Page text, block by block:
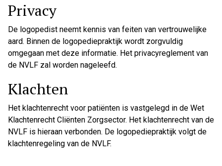
Privacy
De logopedist neemt kennis van feiten van vertrouwelijke
aard. Binnen de logopediepraktijk wordt zorgvuldig
omgegaan met deze informatie. Het privacyreglement van
de NVLF zal worden nageleefd.
Klachten
Het klachtenrecht voor patiënten is vastgelegd in de Wet
Klachtenrecht Cliënten Zorgsector. Het klachtenrecht van de
NVLF is hieraan verbonden. De logopediepraktijk volgt de
klachtenregeling van de NVLF.